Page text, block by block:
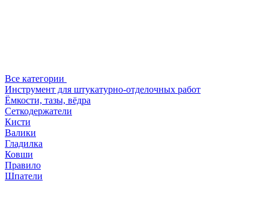
Все категории
Инструмент для штукатурно-отделочных работ
Ёмкости, тазы, вёдра
Сеткодержатели
Кисти
Валики
Гладилка
Ковши
Правило
Шпатели